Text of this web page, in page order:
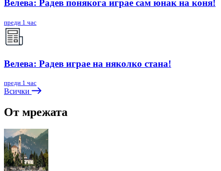
Велева: Радев понякога играе сам юнак на коня!
преди 1 час
Велева: Радев играе на няколко стана!
преди 1 час
Всички
От мрежата